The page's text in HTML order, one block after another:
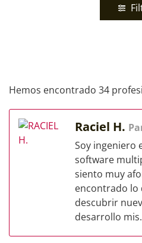
Hemos encontrado 34
Raciel H.
Soy ingeniero
software
siento muy
encontrado lo
descubrir
desarrollo